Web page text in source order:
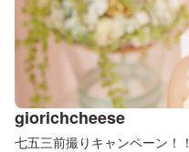
giorichcheese
七五三前撮りキャンペーン！！